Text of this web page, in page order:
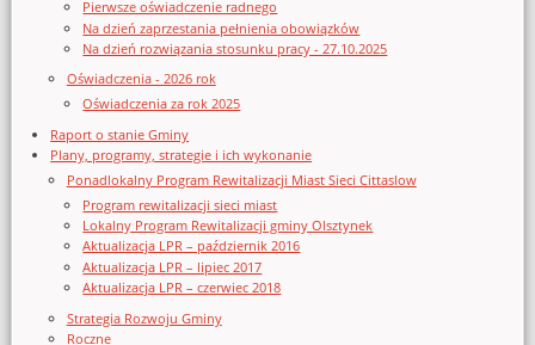
Pierwsze oświadczenie radnego
Na dzień zaprzestania pełnienia obowiązków
Na dzień rozwiązania stosunku pracy - 27.10.2025
Oświadczenia - 2026 rok
Oświadczenia za rok 2025
Raport o stanie Gminy
Plany, programy, strategie i ich wykonanie
Ponadlokalny Program Rewitalizacji Miast Sieci Cittaslow
Program rewitalizacji sieci miast
Lokalny Program Rewitalizacji gminy Olsztynek
Aktualizacja LPR – październik 2016
Aktualizacja LPR – lipiec 2017
Aktualizacja LPR – czerwiec 2018
Strategia Rozwoju Gminy
Roczne